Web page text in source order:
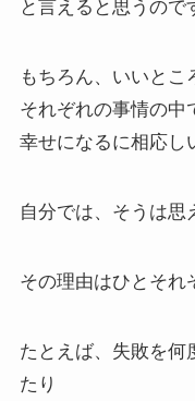
と言えると思うので
もちろん、いいとこ
それぞれの事情の中
幸せになるに相応し
自分では、そうは思
その理由はひとそれ
たとえば、失敗を何
たり